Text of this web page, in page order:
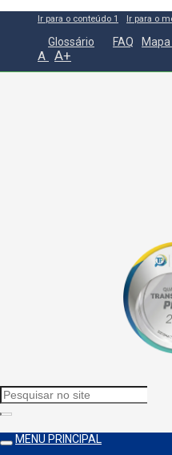
Ir para o conteúdo 1 Ir para o
Glossário FAQ
A A+
MENU PRINCIPAL